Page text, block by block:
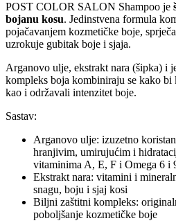
POST COLOR SALON Shampoo je
bojanu kosu. Jedinstvena formula
pojačavanjem kozmetičke boje,
uzrokuje gubitak boje i sjaja.
Arganovo ulje, ekstrakt nara (šipka) i
kompleks boja kombiniraju se kako bi
kao i održavali intenzitet boje.
Sastav:
Arganovo ulje: izuzetno
hranjivim, umirujućim i
vitaminima A, E, F i Omega 6 i
Ekstrakt nara: vitamini i
snagu, boju i sjaj kosi
Biljni zaštitni kompleks:
poboljšanje kozmetičke boje